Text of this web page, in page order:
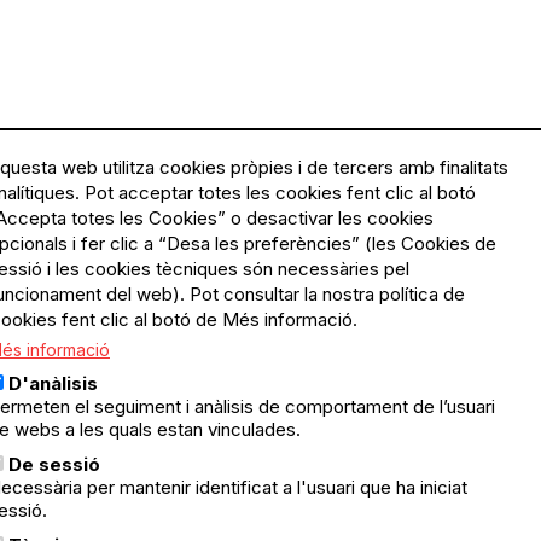
Menú
Legal
Política de privacitat
Avís legal
Política de cookies
organitzadors.
web utilitza cookies pròpies i de tercers amb finalitats
Pot acceptar totes les cookies fent clic al botó
totes les Cookies” o desactivar les cookies
i fer clic a “Desa les preferències” (les Cookies de
i les cookies tècniques són necessàries pel
del web). Pot consultar la nostra política de
fent clic al botó de Més informació.
informació
D'anàlisis
el seguiment i anàlisis de comportament de l’usuari
webs a les quals estan vinculades.
De sessió
per mantenir identificat a l'usuari que ha iniciat